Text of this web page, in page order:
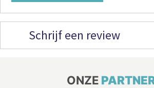
Schrijf een review
ONZE